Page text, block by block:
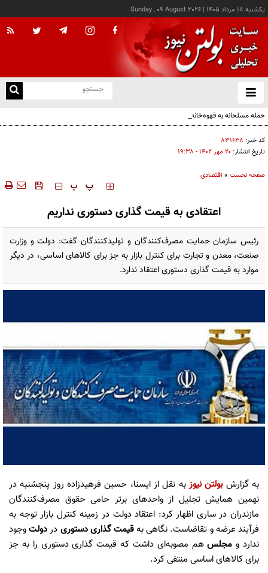
يکشنبه ۱۸ مرداد ۱۴۰۵ |
Sunday , 09 August 2026
باز
و
حمله مسلحانه به قهوه‌خانه‌ای در زاهدان؛ ۲ نفر جان باختند
کد خبر: ۸۳۱۶۳۸
تاریخ انتشار: ۲۰ مهر ۱۴۰۲ - ۱۹:۳۸
صفحه نخست » اقتصادی
‍‍‍ پ پ
اعتقادی به قیمت گذاری دستوری نداریم
رئیس سازمان حمایت مصرف‌کنندگان و تولیدکنندگان گفت: دولت و وزارت
صنعت، معدن و تجارت برای کنترل بازار به جز برای کالاهای اساسی، در دیگر
موارد به قیمت گذاری دستوری اعتقاد ندارد.
به گزارشبولتن نیوز به نقل از ایسنا، حسین فرهیدزاده روز پنجشنبه در
نهمین همایش تجلیل از واحدهای برتر حامی حقوق مصرف‌کنندگان
مازندران در ساری اظهار کرد: اعتقاد دولت در زمینه کنترل بازار توجه به
فرآیند عرضه و تقاضاست. نگاهی بهقیمت گذاری دستوری دردولتوجود
ندارد و مجلسهم مصوبه‌ای داشت که قیمت گذاری دستوری را به جز
برای کالاهای اساسی منتفی کرد.